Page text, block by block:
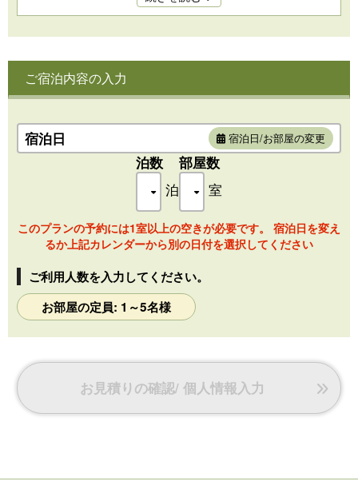
聚楽塗りの和風半露天風呂付き客室のため、露天風呂からも
【お部屋情報】
・広さ：42平米
・5名様定員
・洗浄機付きトイレ
※3名以上は1名様布団をご用意
ご宿泊内容の入力
宿泊日 宿泊日/お部屋の変更
泊数
泊
部屋数
室
このプランの予約には1室以上の空きが必要です。 宿泊日を変え
るか上記カレンダーから別の日付を選択してください
ご利用人数を入力してください。
お部屋の定員: 1～5名様
お見積りの確認/ 個人情報入力